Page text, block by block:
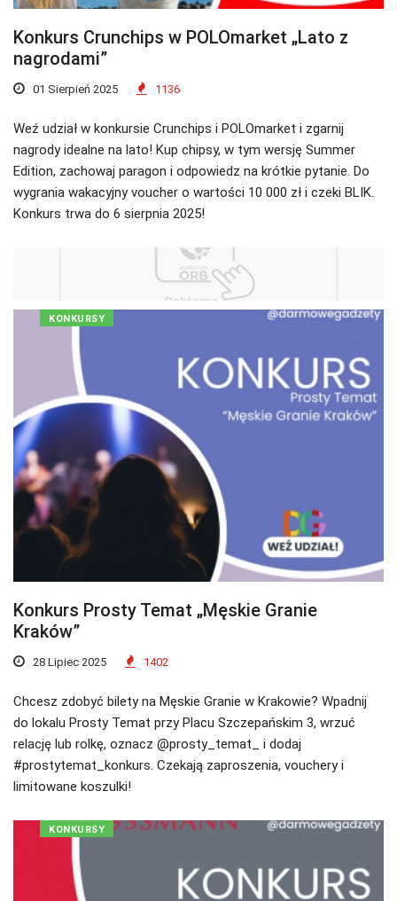
Konkurs Crunchips w POLOmarket „Lato z
nagrodami”
01 Sierpień 2025 1136
Weź udział w konkursie Crunchips i POLOmarket i zgarnij
nagrody idealne na lato! Kup chipsy, w tym wersję Summer
Edition, zachowaj paragon i odpowiedz na krótkie pytanie. Do
wygrania wakacyjny voucher o wartości 10 000 zł i czeki BLIK.
Konkurs trwa do 6 sierpnia 2025!
KONKURSY
Konkurs Prosty Temat „Męskie Granie
Kraków”
28 Lipiec 2025 1402
Chcesz zdobyć bilety na Męskie Granie w Krakowie? Wpadnij
do lokalu Prosty Temat przy Placu Szczepańskim 3, wrzuć
relację lub rolkę, oznacz @prosty_temat_ i dodaj
#prostytemat_konkurs. Czekają zaproszenia, vouchery i
limitowane koszulki!
KONKURSY